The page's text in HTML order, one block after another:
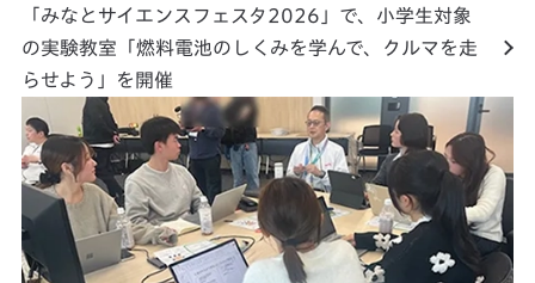
「みなとサイエンスフェスタ2026」で、小学生対象
の実験教室「燃料電池のしくみを学んで、クルマを走
らせよう」を開催